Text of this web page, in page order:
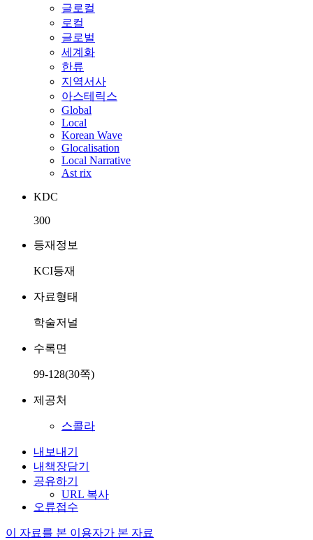
글로컬
로컬
글로벌
세계화
한류
지역서사
아스테릭스
Global
Local
Korean Wave
Glocalisation
Local Narrative
Ast rix
KDC
300
등재정보
KCI등재
자료형태
학술저널
수록면
99-128(30쪽)
제공처
스콜라
내보내기
내책장담기
공유하기
URL 복사
오류접수
이 자료를 본 이용자가 본 자료